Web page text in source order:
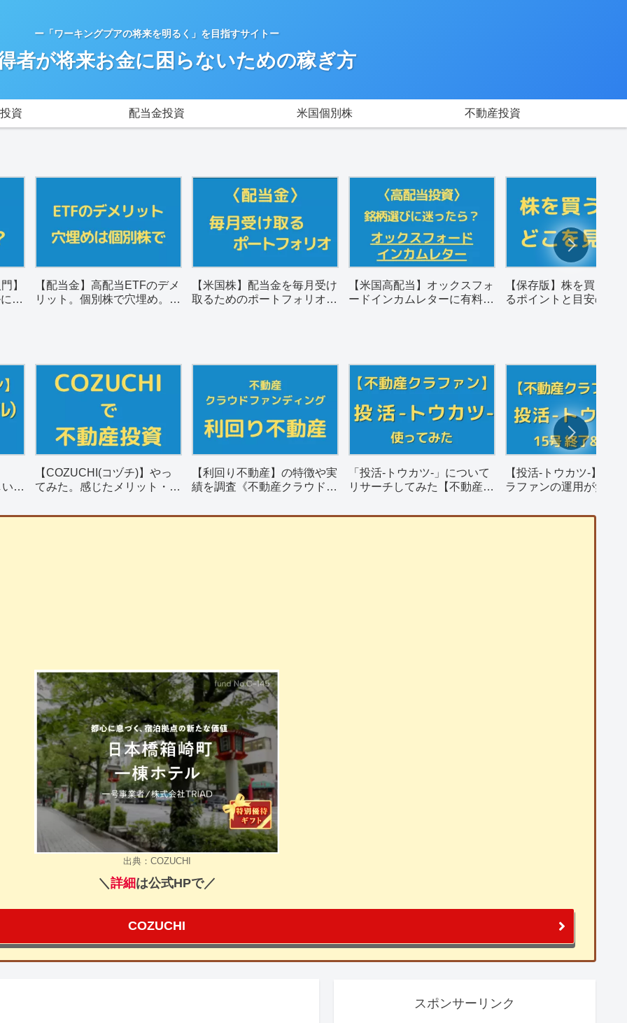
ー「ワーキングプアの将来を明るく」を目指すサイトー
者が将来お金に困らないための稼ぎ方
資 配当金投資 米国個別株 不動産投資
】
解
【配当金】高配当ETFのデメ
リット。個別株で穴埋め。銘
【米国株】配当金を毎月受け
取るためのポートフォリオ
【米国高配当】オックスフォ
ードインカムレターに有料登
【保存版】株を買うと
るポイントと目安の数
？
【COZUCHI(コヅチ)】やっ
てみた。感じたメリット・デ
【利回り不動産】の特徴や実
績を調査《不動産クラウドフ
「投活-トウカツ-」について
リサーチしてみた【不動産ク
【投活-トウカツ-】不
ラファンの運用が無事
出典：COZUCHI
＼ 詳細は公式HPで／
COZUCHI
スポンサーリンク